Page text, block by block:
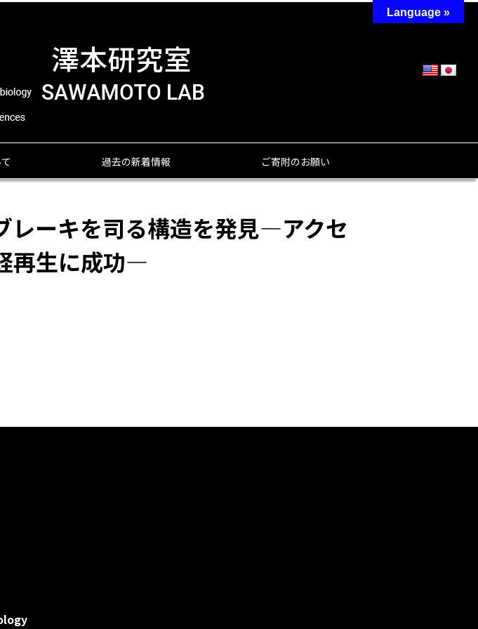
過去の新着情報 ご寄附のお願い
レーキを司る構造を発見―アクセ
再生に成功―
Language »